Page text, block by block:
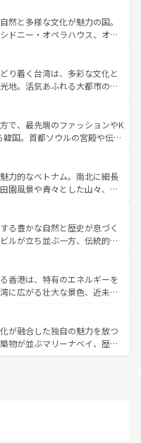
音楽と美食が融合した独特の
カの各地域で異なる魅力を楽
かな歴史を感じることができ
のアメリカ
してほしい。
定番の観光地といえばオアフ
ならマウイ島やカウアイ島が
ンに輝く海をはじめ、豊かな
人々を迎えてくれるハワイの
ドやハワイアンミュージッ
、すべてがハワイの魅力を彩
ワイ情報
ほしい。
然と多様な文化が魅力の国。
ドニー・オペラハウス、オー
びえるウルル（エアーズロッ
生林やケアンズの熱帯雨林な
た、カフェやワイン、オージ
しており、サーフィンやダイ
ウトドア好きにはたまらな
魅力を存分に味わいつくそ
り着く台湾は、多彩な文化と
地。活気あふれる大都市の台
る台湾東部など、都市の喧騒
り、訪れる人に新しい発見と
た、奥深い台湾の食文化も魅
など、バラエティ豊かな料理
着の台湾情報は コンテンツ一覧を参
で、最先端のファッションやK
国。首都ソウルの宮殿や伝統
折々の自然美を楽しむことが
肉、絶品のストリートフード
待っている。夜には、韓国な
の多彩な魅力を心ゆくまで味
しい。 なお、新着の韓国情報はコンテンツ一
力的なベトナム。南北に細長
園風景や青々とした山々、世
く。ハノイの古い町並みやホ
代の建物も、独特の雰囲気を
エティの豊かさとおいしさで
ベトナムコーヒーなどは、ぜ
域を訪れてもあたたかい人々
、きっと忘れられない旅にな
る豊かな自然と歴史が息づく
ルが立ち並ぶ一方、伝統的な
ではチェンマイなどの山岳地
はプーケットやクラビの美し
しむことができる。タイ料理
、どの季節にも異なる楽しみ
タイの人々、仏教を中心とし
源が、訪れる旅人を魅了し続
香港は、特有のエネルギーを
に広がる壮大な景色、近未来
はず。観光スポットが密集し
回れるのも魅力。息をのむよ
で、香港を存分に楽しみ尽く
が融合した独自の魅力を放つ
物が並ぶマリーナベイ、歴史
を楽しめる外せないスポット